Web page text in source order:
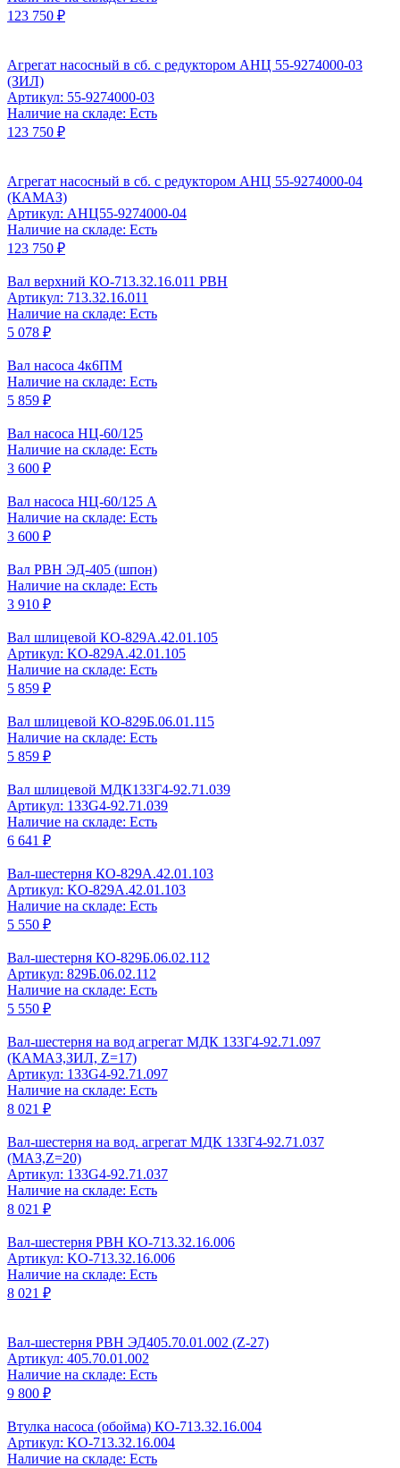
123 750 ₽
Агрегат насосный в сб. с редуктором АНЦ 55-9274000-03
(ЗИЛ)
Артикул: 55-9274000-03
Наличие на складе: Есть
123 750 ₽
Агрегат насосный в сб. с редуктором АНЦ 55-9274000-04
(КАМАЗ)
Артикул: АНЦ55-9274000-04
Наличие на складе: Есть
123 750 ₽
Вал верхний КО-713.32.16.011 РВН
Артикул: 713.32.16.011
Наличие на складе: Есть
5 078 ₽
Вал насоса 4к6ПМ
Наличие на складе: Есть
5 859 ₽
Вал насоса НЦ-60/125
Наличие на складе: Есть
3 600 ₽
Вал насоса НЦ-60/125 А
Наличие на складе: Есть
3 600 ₽
Вал РВН ЭД-405 (шпон)
Наличие на складе: Есть
3 910 ₽
Вал шлицевой КО-829А.42.01.105
Артикул: KO-829A.42.01.105
Наличие на складе: Есть
5 859 ₽
Вал шлицевой КО-829Б.06.01.115
Наличие на складе: Есть
5 859 ₽
Вал шлицевой МДК133Г4-92.71.039
Артикул: 133G4-92.71.039
Наличие на складе: Есть
6 641 ₽
Вал-шестерня КО-829А.42.01.103
Артикул: KO-829A.42.01.103
Наличие на складе: Есть
5 550 ₽
Вал-шестерня КО-829Б.06.02.112
Артикул: 829Б.06.02.112
Наличие на складе: Есть
5 550 ₽
Вал-шестерня на вод агрегат МДК 133Г4-92.71.097
(КАМАЗ,ЗИЛ, Z=17)
Артикул: 133G4-92.71.097
Наличие на складе: Есть
8 021 ₽
Вал-шестерня на вод. агрегат МДК 133Г4-92.71.037
(МАЗ,Z=20)
Артикул: 133G4-92.71.037
Наличие на складе: Есть
8 021 ₽
Вал-шестерня РВН КО-713.32.16.006
Артикул: KO-713.32.16.006
Наличие на складе: Есть
8 021 ₽
Вал-шестерня РВН ЭД405.70.01.002 (Z-27)
Артикул: 405.70.01.002
Наличие на складе: Есть
9 800 ₽
Втулка насоса (обойма) КО-713.32.16.004
Артикул: KO-713.32.16.004
Наличие на складе: Есть